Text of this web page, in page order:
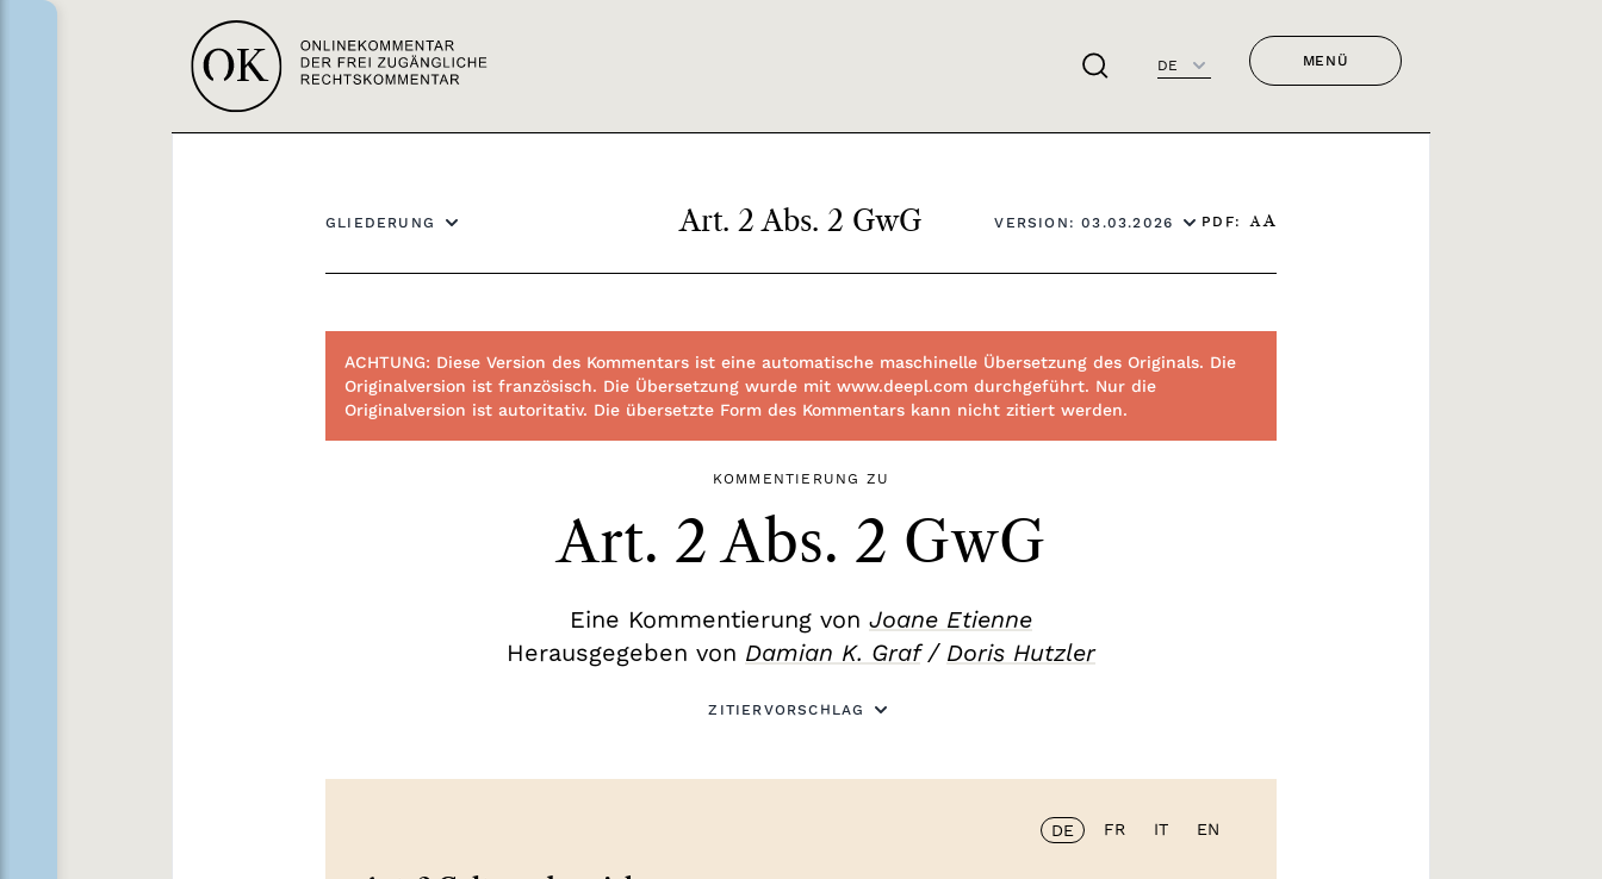
DE MENÜ
GLIEDERUNG Art. 2 Abs. 2 GwG VERSION: 03.03.2026 PDF: A A
ACHTUNG: Diese Version des Kommentars ist eine automatische maschinelle Übersetzung des Originals. Die
Originalversion ist französisch. Die Übersetzung wurde mit www.deepl.com durchgeführt. Nur die
Originalversion ist autoritativ. Die übersetzte Form des Kommentars kann nicht zitiert werden.
KOMMENTIERUNG ZU
Art. 2 Abs. 2 GwG
Eine Kommentierung von Joane Etienne
Herausgegeben von Damian K. Graf/ Doris Hutzler
ZITIERVORSCHLAG
DE FR IT EN